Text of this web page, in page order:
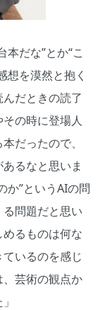
だな”とか“こ
想を漠然と抱く
だときの読了
の時に登場人
だったので、
るなと思いま
か”というAIの問
問題だと思い
るものは何な
いるのを感じ
芸術の観点か